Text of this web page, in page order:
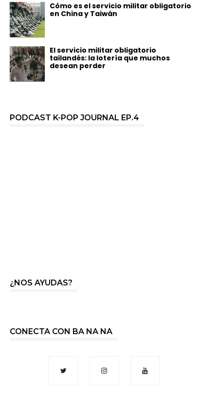
Cómo es el servicio militar obligatorio
en China y Taiwán
El servicio militar obligatorio
tailandés: la lotería que muchos
desean perder
PODCAST K-POP JOURNAL EP.4
¿NOS AYUDAS?
CONECTA CON BA NA NA